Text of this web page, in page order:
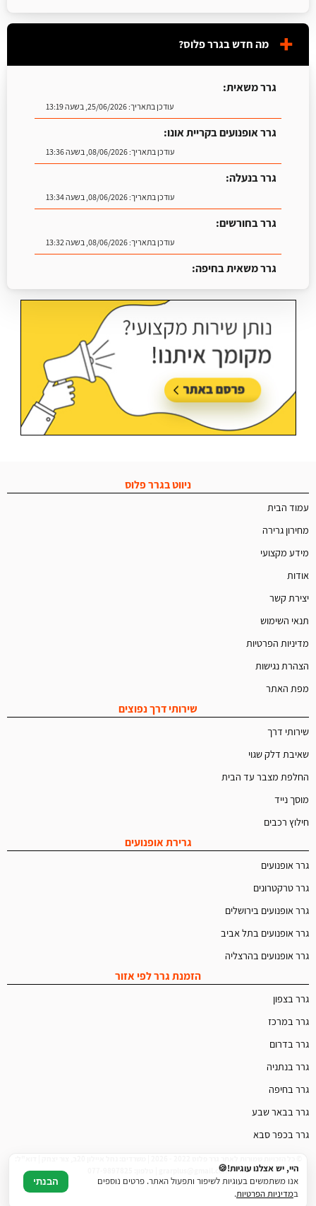
מה חדש בגרר פלוס?
גרר משאית:
עודכן בתאריך:25/06/2026, בשעה 13:19
גרר אופנועים בקריית אונו:
עודכן בתאריך:08/06/2026, בשעה 13:36
גרר בנעלה:
עודכן בתאריך:08/06/2026, בשעה 13:34
גרר בחורשים:
עודכן בתאריך:08/06/2026, בשעה 13:32
גרר משאית בחיפה:
עודכן בתאריך:25/06/2026, בשעה 13:25
ניווט בגרר פלוס
עמוד הבית
מחירון גרירה
מידע מקצועי
אודות
יצירת קשר
תנאי השימוש
מדיניות הפרטיות
הצהרת נגישות
מפת האתר
שירותי דרך נפוצים
שירותי דרך
שאיבת דלק שגוי
החלפת מצבר עד הבית
מוסך נייד
חילוץ רכבים
גרירת אופנועים
גרר אופנועים
גרר טרקטרונים
גרר אופנועים בירושלים
גרר אופנועים בתל אביב
גרר אופנועים בהרצליה
הזמנת גרר לפי אזור
גרר בצפון
גרר במרכז
גרר בדרום
גרר בנתניה
גרר בחיפה
גרר בבאר שבע
גרר בכפר סבא
grarplus@gmail.com | טלפון: 077-9897825היי, יש אצלנו עוגיות!🍪
אנו משתמשים בעוגיות לשיפור ותפעול האתר. פרטים נוספים
במדיניות הפרטיות.
הבנתי